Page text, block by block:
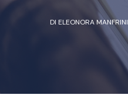
DI ELEONORA MANFRINI